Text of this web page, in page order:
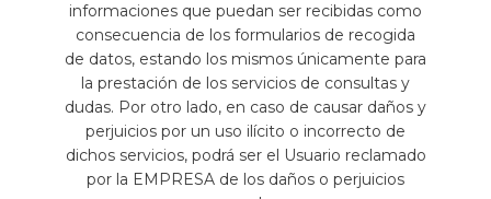
informaciones que puedan ser recibidas como
consecuencia de los formularios de recogida
de datos, estando los mismos únicamente para
la prestación de los servicios de consultas y
dudas. Por otro lado, en caso de causar daños y
perjuicios por un uso ilícito o incorrecto de
dichos servicios, podrá ser el Usuario reclamado
por la EMPRESA de los daños o perjuicios